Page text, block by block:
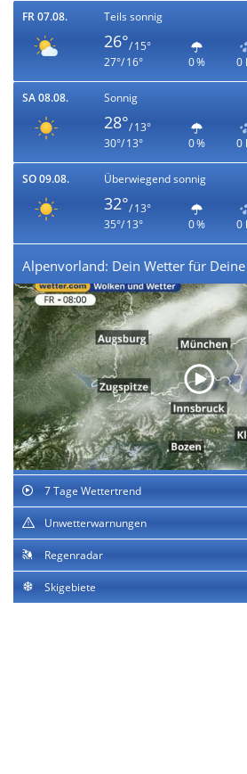
FR 07.08. Teils sonnig
26°/ 15°
27°/ 16°
0 % 0
SA 08.08. Sonnig
28°/ 13°
30°/ 13°
0 % 0
SO 09.08. Überwiegend sonnig
32°/ 13°
35°/ 13°
0 % 0
Alpenvorland: Dein Wetter für Deine
7 Tage Wettertrend
Unwetterwarnungen
Regenradar
Skigebiete